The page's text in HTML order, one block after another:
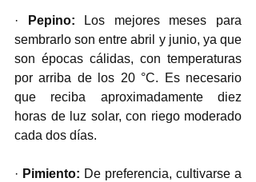
· Pepino:
Los mejores meses para
sembrarlo son entre abril y junio, ya que
son épocas cálidas, con temperaturas
por arriba de los 20 °C. Es necesario
que reciba aproximadamente diez
horas de luz solar, con riego moderado
cada dos días.
· Pimiento: De preferencia, cultivarse a